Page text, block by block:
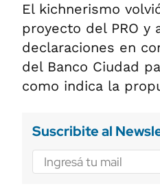
El kichnerismo
proyecto del PRO y
declaraciones en
del Banco Ciudad
como indica la
Suscribite al